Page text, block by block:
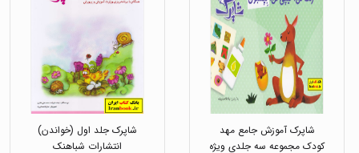
شاپرک آموزش جامع مهد
کودک مجموعه سه جلدی ویژه
شاپرک جلد اول (خواندن)
انتشارات شباهنک